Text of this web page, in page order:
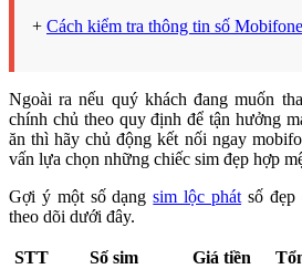
+ Cách kiểm tra thông tin số
Ngoài ra nếu quý khách đang muốn
chính chủ theo quy định để tận hưởng
ăn thì hãy chủ động kết nối ngay
vấn lựa chọn những chiếc sim đẹp hợp
Gợi ý một số dạngsim lộc phát số đẹp
theo dõi dưới đây.
STT Số sim Giá tiền